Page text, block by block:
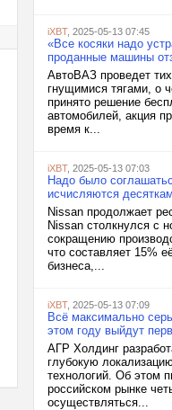
iXBT, 2025-05-13 07:45
«Все косяки надо
проданные машины
АвтоВАЗ проведет
гнущимися тягами, о
принято решение
автомобилей, акция
время к...
iXBT, 2025-05-13 07:03
Надо было
исчисляются
Nissan продолжает
Nissan столкнулся с
сокращению
что составляет 15%
бизнеса,...
iXBT, 2025-05-13 07:09
Всё максимально
этом году выйдут
АГР Холдинг
глубокую
технологий. Об этом
российском рынке
осуществляться...